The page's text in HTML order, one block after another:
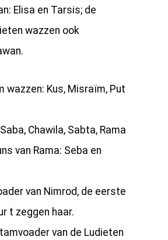
Elisa en Tarsis; de
wazzen ook
wazzen: Kus, Misraïm, Put
Chawila, Sabta, Rama
van Rama: Seba en
van Nimrod, de eerste
t zeggen haar.
van de Ludieten